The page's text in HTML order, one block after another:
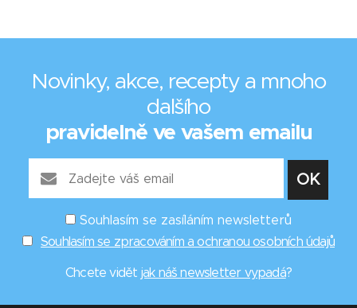
Novinky, akce, recepty a mnoho
dalšího
pravidelně ve vašem emailu
Souhlasím se zasíláním newsletterů
Souhlasím se zpracováním a ochranou osobních údajů
Chcete vidět jak náš newsletter vypadá?